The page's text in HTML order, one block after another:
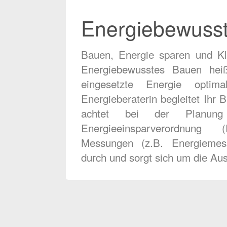
Bauen, Energie sparen und
Energiebewusstes Bauen
eingesetzte Energie
Energieberaterin begleitet Ihr
achtet bei der
Messungen (z.B.
durch und sorgt sich um die